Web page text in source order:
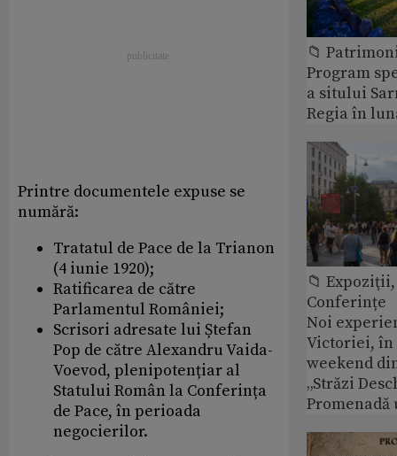
Printre documentele expuse se
numără:
Tratatul de Pace de la Trianon
(4 iunie 1920);
Ratificarea de către
Parlamentul României;
Scrisori adresate lui Ștefan
Pop de către Alexandru Vaida-
Voevod, plenipotențiar al
Statului Român la Conferința
de Pace, în perioada
negocierilor.
📁
Program
a sitului
Regia în
📁
Conferințe
Noi
Victoriei,
weekend
„Străzi
Promenadă